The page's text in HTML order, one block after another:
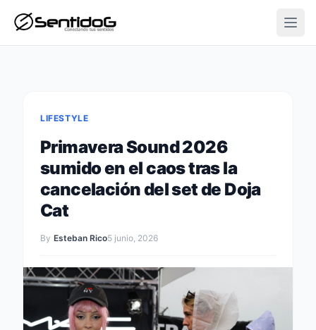
LIFESTYLE
Primavera Sound 2026
sumido en el caos tras la
cancelación del set de Doja
Cat
By Esteban Rico5 junio, 2026